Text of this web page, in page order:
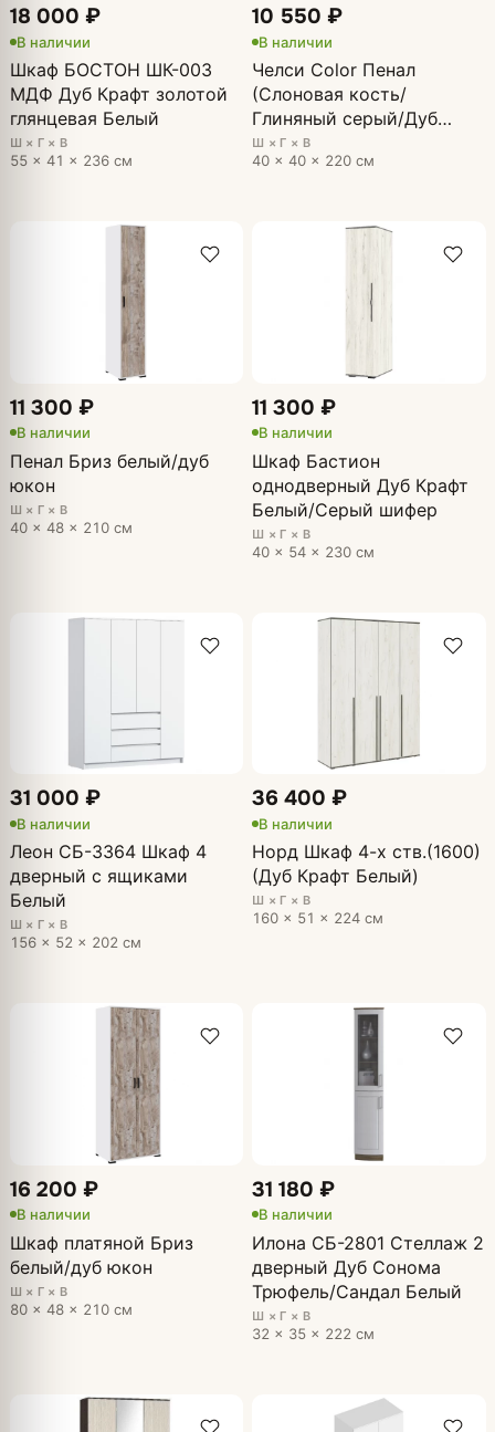
18 000 ₽
В наличии
Шкаф БОСТОН ШК-003
МДФ Дуб Крафт золотой
глянцевая Белый
Ш × Г × В
55 × 41 × 236 см
10 550 ₽
В наличии
Челси Color Пенал
(Слоновая кость/
Глиняный серый/Дуб
крафт)
Ш × Г × В
40 × 40 × 220 см
11 300 ₽
В наличии
Пенал Бриз белый/дуб
юкон
Ш × Г × В
40 × 48 × 210 см
11 300 ₽
В наличии
Шкаф Бастион
однодверный Дуб Крафт
Белый/Серый шифер
Ш × Г × В
40 × 54 × 230 см
31 000 ₽
В наличии
Леон СБ-3364 Шкаф 4
дверный с ящиками
Белый
Ш × Г × В
156 × 52 × 202 см
36 400 ₽
В наличии
Норд Шкаф 4-х ств.(1600)
(Дуб Крафт Белый)
Ш × Г × В
160 × 51 × 224 см
16 200 ₽
В наличии
Шкаф платяной Бриз
белый/дуб юкон
Ш × Г × В
80 × 48 × 210 см
31 180 ₽
В наличии
Илона СБ-2801 Стеллаж 2
дверный Дуб Сонома
Трюфель/Сандал Белый
Ш × Г × В
32 × 35 × 222 см